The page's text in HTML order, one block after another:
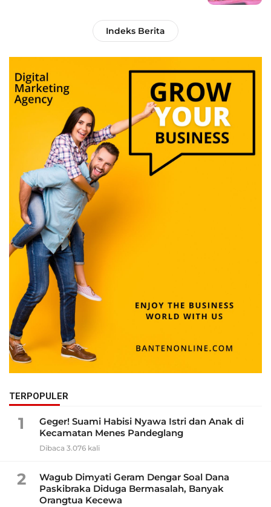
Indeks Berita
TERPOPULER
1
Geger! Suami Habisi Nyawa Istri dan Anak di
Kecamatan Menes Pandeglang
Dibaca 3.076 kali
2
Wagub Dimyati Geram Dengar Soal Dana
Paskibraka Diduga Bermasalah, Banyak
Orangtua Kecewa